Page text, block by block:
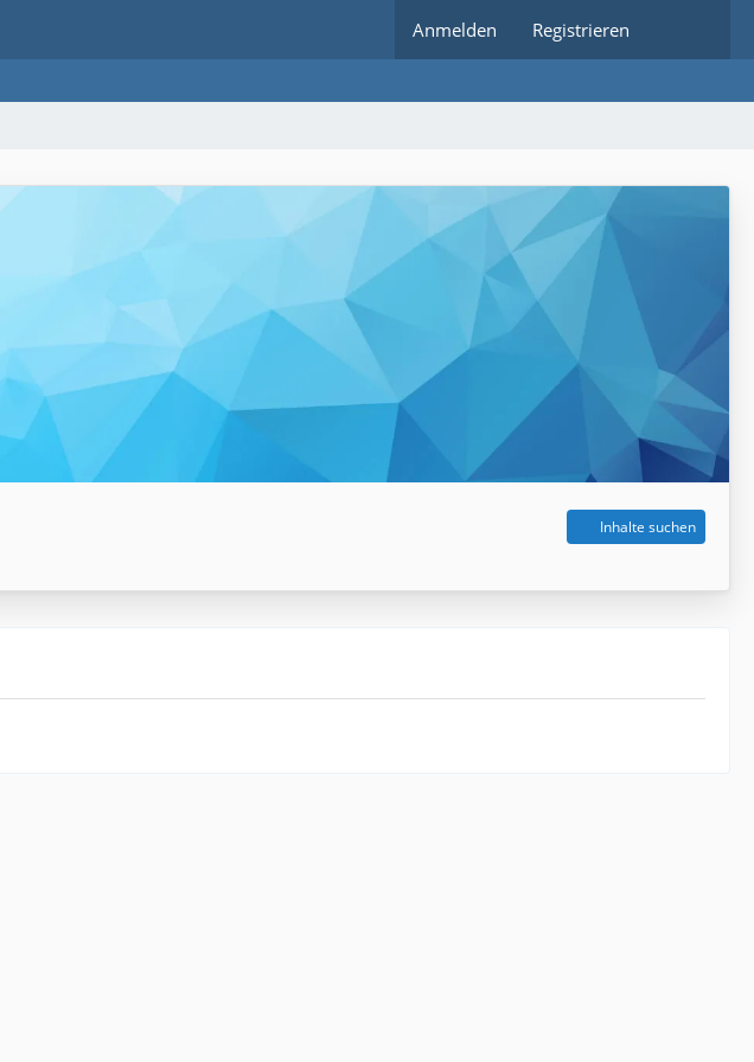
Anmelden Registrieren
Inhalte suchen